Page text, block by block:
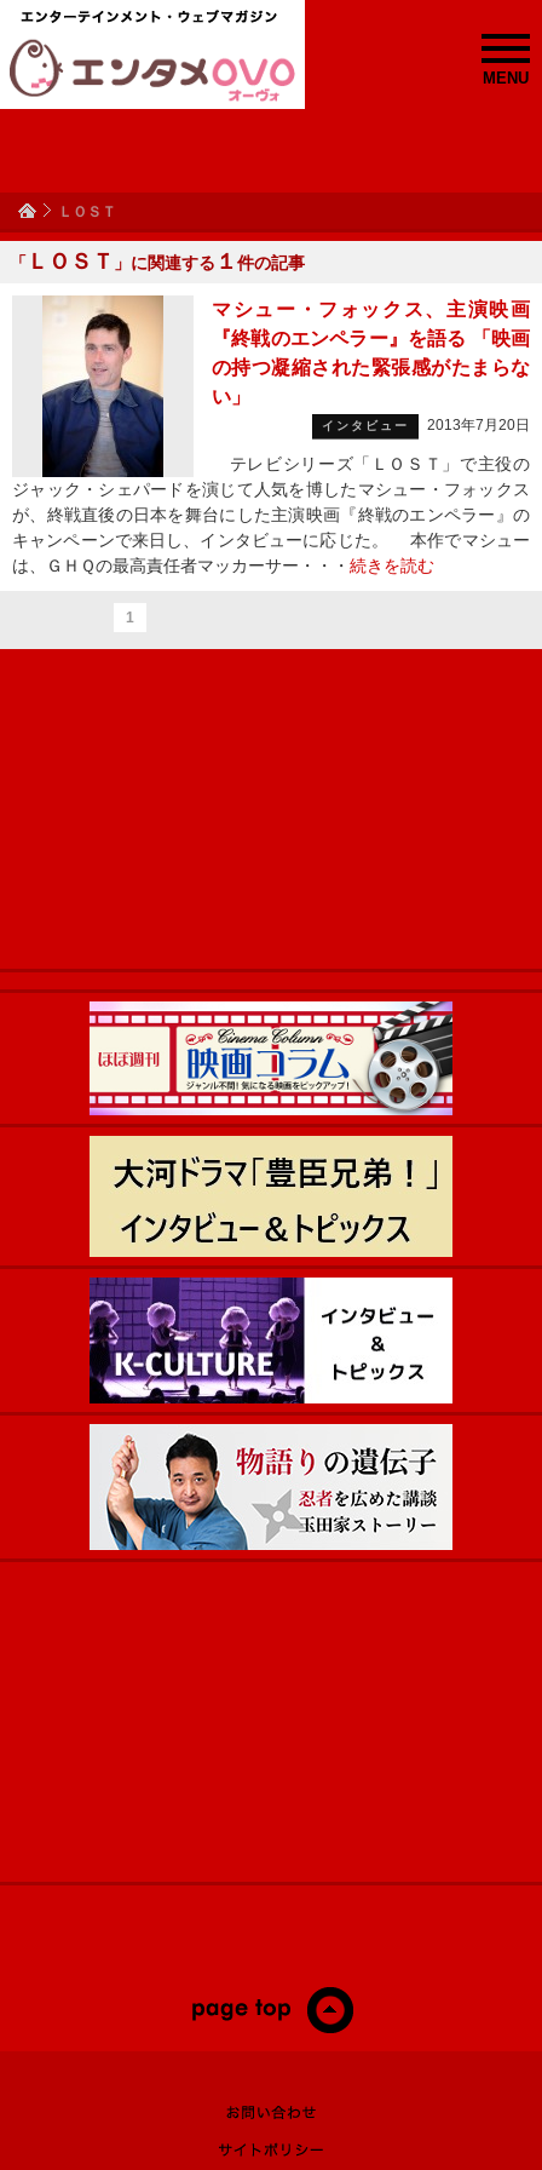
MENU
ＬＯＳＴ
「 ＬＯＳＴ 」に関連する １ 件の記事
マシュー・フォックス、主演映画
『終戦のエンペラー』を語る 「映画
の持つ凝縮された緊張感がたまらな
い」
インタビュー 2013年7月20日
テレビシリーズ「ＬＯＳＴ」で主役の
ジャック・シェパードを演じて人気を博したマシュー・フォックス
が、終戦直後の日本を舞台にした主演映画『終戦のエンペラー』の
キャンペーンで来日し、インタビューに応じた。 本作でマシュー
は、ＧＨＱの最高責任者マッカーサー・・・ 続きを読む
1